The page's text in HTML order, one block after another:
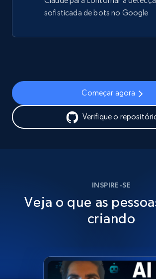
sofisticada de bots no Google
Começar agora
Verifique o
INSPIRE-SE
Veja o que as
criando